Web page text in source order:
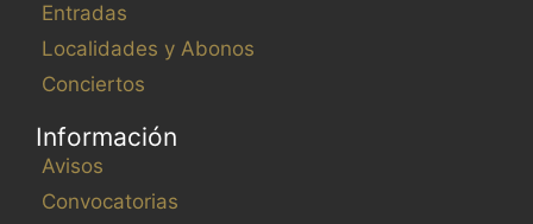
Entradas
Localidades y Abonos
Conciertos
Información
Avisos
Convocatorias